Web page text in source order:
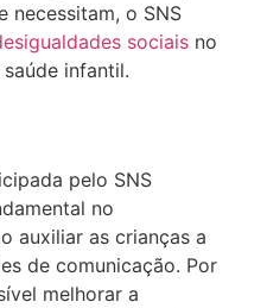
necessitam, o SNS
sociais no
infantil.
pelo SNS
no
auxiliar as crianças a
de comunicação. Por
melhorar a